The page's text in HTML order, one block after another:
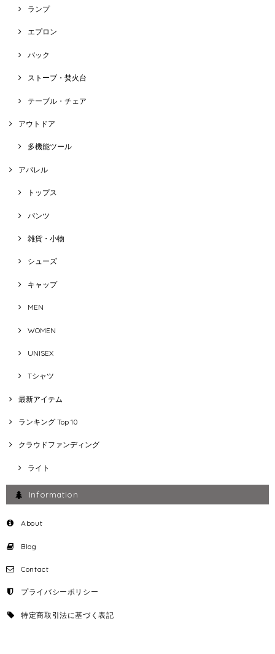
ランプ
エプロン
バック
ストーブ・焚火台
テーブル・チェア
アウトドア
多機能ツール
アパレル
トップス
パンツ
雑貨・小物
シューズ
キャップ
MEN
WOMEN
UNISEX
Tシャツ
最新アイテム
ランキング Top 10
クラウドファンディング
ライト
Information
About
Blog
Contact
プライバシーポリシー
特定商取引法に基づく表記